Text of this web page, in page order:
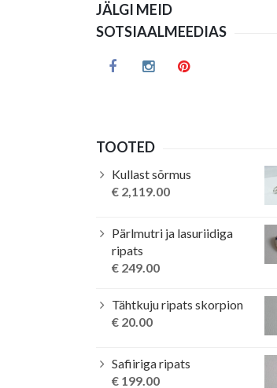
JÄLGI MEID
SOTSIAALMEEDIAS
TOOTED
Kullast sõrmus
€ 2,119.00
Pärlmutri ja lasuriidiga
ripats
€ 249.00
Tähtkuju ripats skorpion
€ 20.00
Safiiriga ripats
€ 199.00